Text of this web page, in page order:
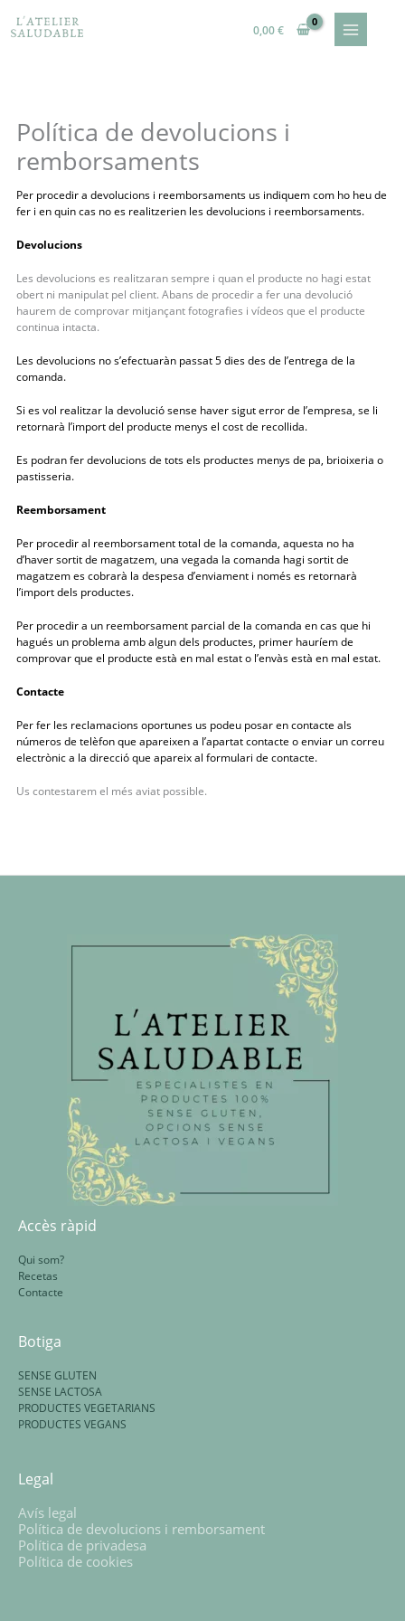
contenido
0,00€
Política de devolucions i
remborsaments
Per procedir a devolucions i reemborsaments us indiquem com ho heu de
fer i en quin cas no es realitzerien les devolucions i reemborsaments.
Devolucions
Les devolucions es realitzaran sempre i quan el producte no hagi estat
obert ni manipulat pel client. Abans de procedir a fer una devolució
haurem de comprovar mitjançant fotografies i vídeos que el producte
continua intacta.
Les devolucions no s’efectuaràn passat 5 dies des de l’entrega de la
comanda.
Si es vol realitzar la devolució sense haver sigut error de l’empresa, se li
retornarà l’import del producte menys el cost de recollida.
Es podran fer devolucions de tots els productes menys de pa, brioixeria o
pastisseria.
Reemborsament
Per procedir al reemborsament total de la comanda, aquesta no ha
d’haver sortit de magatzem, una vegada la comanda hagi sortit de
magatzem es cobrarà la despesa d’enviament i només es retornarà
l’import dels productes.
Per procedir a un reemborsament parcial de la comanda en cas que hi
hagués un problema amb algun dels productes, primer hauríem de
comprovar que el producte està en mal estat o l’envàs està en mal estat.
Contacte
Per fer les reclamacions oportunes us podeu posar en contacte als
números de telèfon que apareixen a l’apartat contacte o enviar un correu
electrònic a la direcció que apareix al formulari de contacte.
Us contestarem el més aviat possible.
Accès ràpid
Qui som?
Recetas
Contacte
Botiga
SENSE GLUTEN
SENSE LACTOSA
PRODUCTES VEGETARIANS
PRODUCTES VEGANS
Legal
Avís legal
Política de devolucions i remborsament
Política de privadesa
Política de cookies